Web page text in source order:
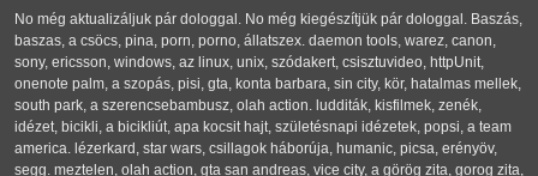
No még aktualizáljuk pár dologgal. No még kiegészítjük pár dologgal. Baszás,
baszas, a csöcs, pina, porn, porno, állatszex. daemon tools, warez, canon,
sony, ericsson, windows, az linux, unix, szódakert, csisztuvideo, httpUnit,
onenote palm, a szopás, pisi, gta, konta barbara, sin city, kör, hatalmas mellek,
south park, a szerencsebambusz, olah action. ludditák, kisfilmek, zenék,
idézet, bicikli, a bicikliút, apa kocsit hajt, születésnapi idézetek, popsi, a team
america. lézerkard, star wars, csillagok háborúja, humanic, picsa, erényöv,
segg. meztelen, olah action, gta san andreas, vice city, a görög zita, gorog zita,